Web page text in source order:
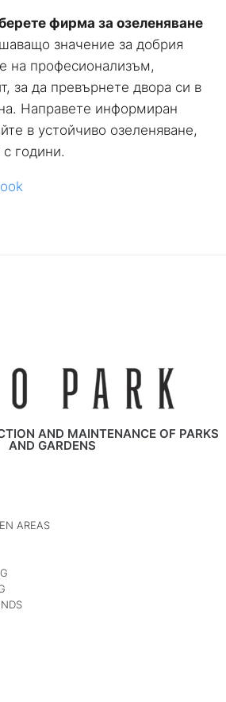
фирма за озеленяване
значение за добрия
на професионализъм,
, за да превърнете двора си в
. Направете информиран
в устойчиво озеленяване,
години.
AND MAINTENANCE OF PARKS
AND GARDENS
AREAS